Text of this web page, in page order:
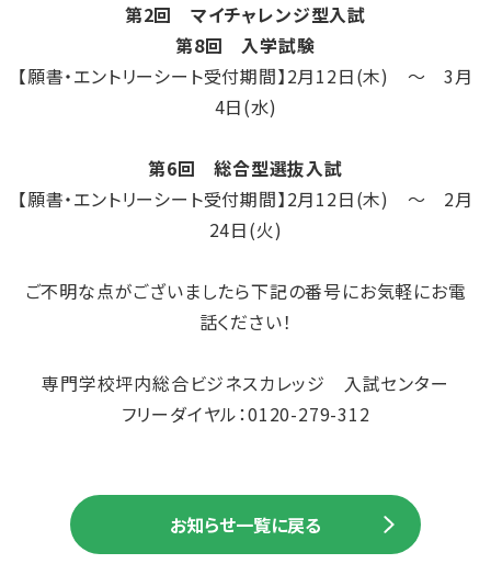
第2回 マイチャレンジ型入試
第8回 入学試験
【願書・エントリーシート受付期間】2月12日(木) ～ 3月
4日(水)
第6回 総合型選抜入試
【願書・エントリーシート受付期間】2月12日(木) ～ 2月
24日(火)
ご不明な点がございましたら下記の番号にお気軽にお電
話ください！
専門学校坪内総合ビジネスカレッジ 入試センター
フリーダイヤル：0120-279-312
お知らせ一覧に戻る